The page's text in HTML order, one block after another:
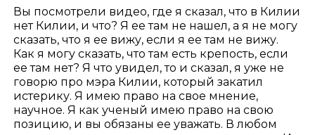
Вы посмотрели видео, где я сказал, что в Килии
нет Килии, и что? Я ее там не нашел, а я не могу
сказать, что я ее вижу, если я ее там не вижу.
Как я могу сказать, что там есть крепость, если
ее там нет? Я что увидел, то и сказал, я уже не
говорю про мэра Килии, который закатил
истерику. Я имею право на свое мнение,
научное. Я как ученый имею право на свою
позицию, и вы обязаны ее уважать. В любом